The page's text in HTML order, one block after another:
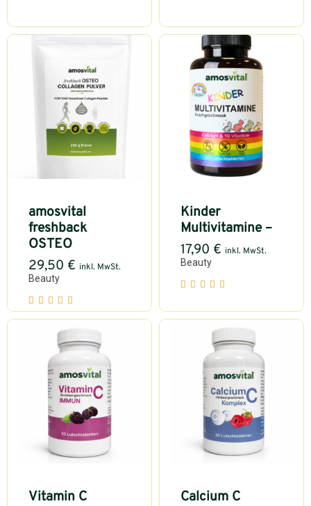
Beauty
amosvital
freshback
OSTEO
29,50 € inkl. MwSt. Beauty
Kinder
Multivitamine –
17,90 € inkl. MwSt.
Vitamin C
Calcium C